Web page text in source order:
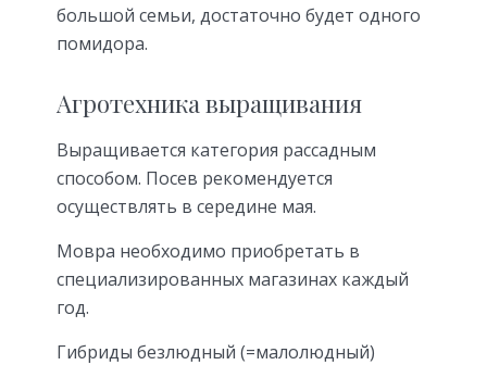
большой семьи, достаточно будет одного
помидора.
Агротехника выращивания
Выращивается категория рассадным
способом. Посев рекомендуется
осуществлять в середине мая.
Мовра необходимо приобретать в
специализированных магазинах каждый
год.
Гибриды безлюдный (=малолюдный)